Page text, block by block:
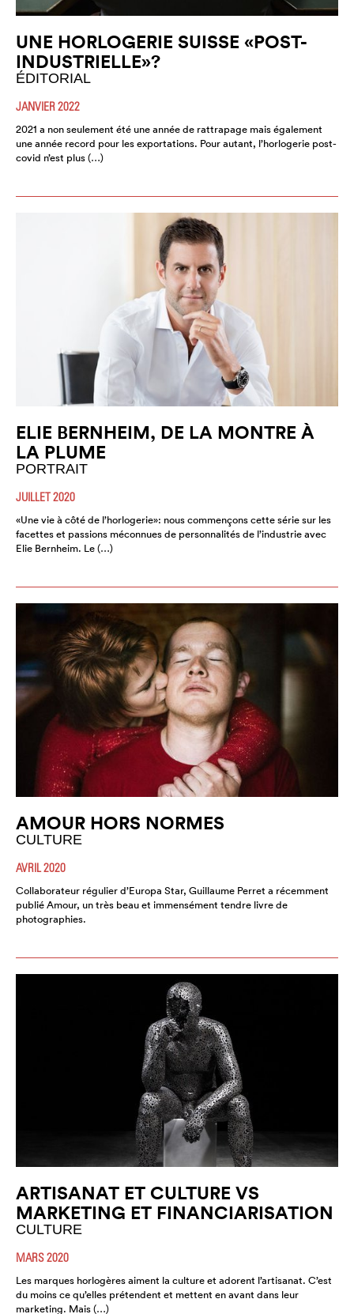
UNE HORLOGERIE SUISSE «POST-
INDUSTRIELLE»?
ÉDITORIAL
JANVIER 2022
2021 a non seulement été une année de rattrapage mais également
une année record pour les exportations. Pour autant, l’horlogerie post-
covid n’est plus (…)
ELIE BERNHEIM, DE LA MONTRE À
LA PLUME
PORTRAIT
JUILLET 2020
«Une vie à côté de l’horlogerie»: nous commençons cette série sur les
facettes et passions méconnues de personnalités de l’industrie avec
Elie Bernheim. Le (…)
AMOUR HORS NORMES
CULTURE
AVRIL 2020
Collaborateur régulier d’Europa Star, Guillaume Perret a récemment
publié Amour, un très beau et immensément tendre livre de
photographies.
ARTISANAT ET CULTURE VS
MARKETING ET FINANCIARISATION
CULTURE
MARS 2020
Les marques horlogères aiment la culture et adorent l’artisanat. C’est
du moins ce qu’elles prétendent et mettent en avant dans leur
marketing. Mais (…)